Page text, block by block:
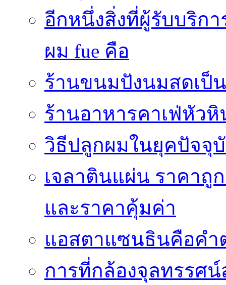
อีกหนึ่งสิ่งที่ผู้รับบริก
ผม fue คือ
ร้านขนมปังนมสดเป็
ร้านอาหารคาเฟ่หัว
วิธีปลูกผมในยุคปัจจุ
เจลาตินแผ่น ราคาถู
และราคาคุ้มค่า
แอสตาแซนธินคือค
การที่กล้องจุลทรรศ